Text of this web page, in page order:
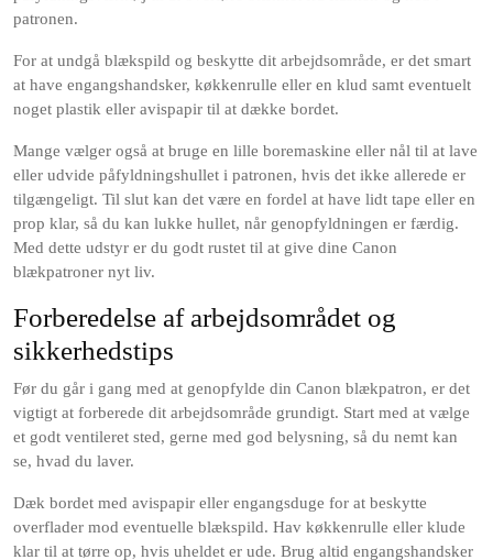
patronen.
For at undgå blækspild og beskytte dit arbejdsområde, er det smart
at have engangshandsker, køkkenrulle eller en klud samt eventuelt
noget plastik eller avispapir til at dække bordet.
Mange vælger også at bruge en lille boremaskine eller nål til at lave
eller udvide påfyldningshullet i patronen, hvis det ikke allerede er
tilgængeligt. Til slut kan det være en fordel at have lidt tape eller en
prop klar, så du kan lukke hullet, når genopfyldningen er færdig.
Med dette udstyr er du godt rustet til at give dine Canon
blækpatroner nyt liv.
Forberedelse af arbejdsområdet og
sikkerhedstips
Før du går i gang med at genopfylde din Canon blækpatron, er det
vigtigt at forberede dit arbejdsområde grundigt. Start med at vælge
et godt ventileret sted, gerne med god belysning, så du nemt kan
se, hvad du laver.
Dæk bordet med avispapir eller engangsduge for at beskytte
overflader mod eventuelle blækspild. Hav køkkenrulle eller klude
klar til at tørre op, hvis uheldet er ude. Brug altid engangshandsker